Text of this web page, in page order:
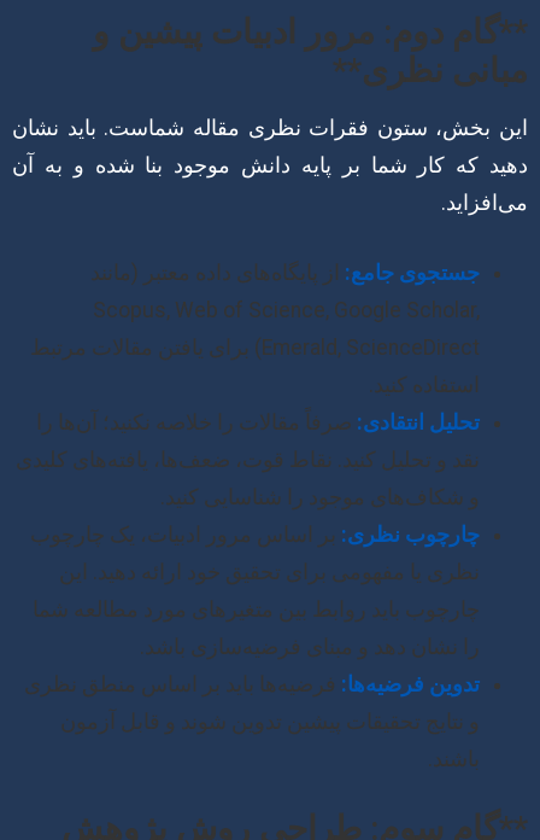
**گام دوم: مرور ادبیات پیشین و
مبانی نظری**
این بخش، ستون فقرات نظری مقاله شماست. باید نشان
دهید که کار شما بر پایه دانش موجود بنا شده و به آن
می‌افزاید.
جستجوی جامع: از پایگاه‌های داده معتبر (مانند
Scopus, Web of Science, Google Scholar,
Emerald, ScienceDirect) برای یافتن مقالات مرتبط
استفاده کنید.
تحلیل انتقادی: صرفاً مقالات را خلاصه نکنید؛ آن‌ها را
نقد و تحلیل کنید. نقاط قوت، ضعف‌ها، یافته‌های کلیدی
و شکاف‌های موجود را شناسایی کنید.
چارچوب نظری: بر اساس مرور ادبیات، یک چارچوب
نظری یا مفهومی برای تحقیق خود ارائه دهید. این
چارچوب باید روابط بین متغیرهای مورد مطالعه شما
را نشان دهد و مبنای فرضیه‌سازی باشد.
تدوین فرضیه‌ها: فرضیه‌ها باید بر اساس منطق نظری
و نتایج تحقیقات پیشین تدوین شوند و قابل آزمون
باشند.
**گام سوم: طراحی روش پژوهش